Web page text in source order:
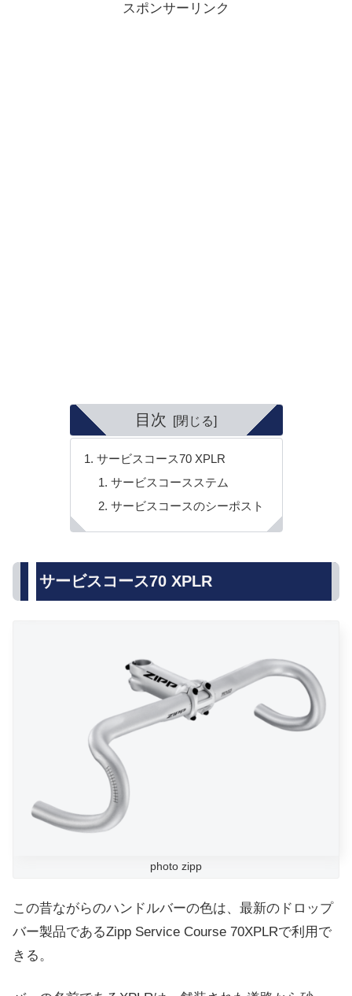
スポンサーリンク
目次
サービスコース70 XPLR
サービスコースステム
サービスコースのシーポスト
サービスコース70 XPLR
photo zipp
この昔ながらのハンドルバーの色は、最新のドロップ
バー製品であるZipp Service Course 70XPLRで利用で
きる。